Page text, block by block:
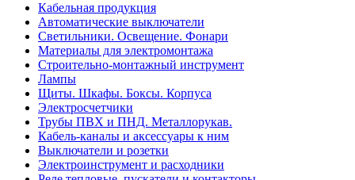
Кабельная продукция
Автоматические выключатели
Светильники. Освещение. Фонари
Материалы для электромонтажа
Строительно-монтажный инструмент
Лампы
Щиты. Шкафы. Боксы. Корпуса
Электросчетчики
Трубы ПВХ и ПНД. Металлорукав.
Кабель-каналы и аксессуары к ним
Выключатели и розетки
Электроинструмент и расходники